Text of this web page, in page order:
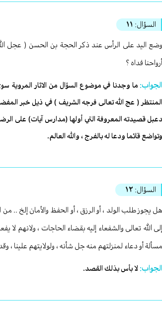
السؤال: ١١
وضع اليد على الرأس عند ذكر الحجة بن الحسن ( عجل
أرواحنا فداه ؟
الجواب: ما وجدنا في موضوع السؤال من الاثار المروية
المنتظر ( عج الله تعالى فرجه الشريف ) في ذيل خبر
دعبل قصيدته المعروفة التي أولها (مدارس آيات) على
وتواضع قائما ودعا له بالفرج ، والله العالم.
السؤال: ١٢
هل يجوز طلب الولد ، أو الرزق ، أو الحفظ والأمان إلخ ..
إلى الله تعالى والشفعاء إليه بقضاء الحاجات ، ولانهم لا
مسألة أو دعاء لمنزلتهم منه جل شأنه ، ولولايتهم علينا ،
الجواب: لا بأس بذلك القصد.